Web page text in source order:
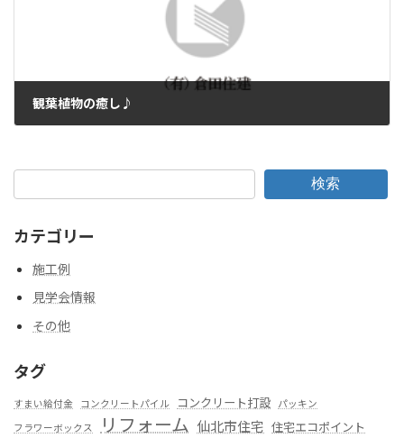
観葉植物の癒し♪
検索
カテゴリー
施工例
見学会情報
その他
タグ
すまい給付金 コンクリートパイル コンクリート打設 パッキン
フラワーボックス
リフォーム 仙北市住宅 住宅エコポイント